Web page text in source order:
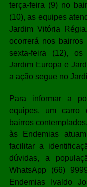
terça-feira (9) no
(10), as equipes
Jardim Vitória
ocorrerá nos
sexta-feira (12), os
Jardim Europa e
a ação segue no
Para informar a
equipes, um carro
bairros
às Endemias
facilitar a
dúvidas, a
WhatsApp (66)
Endemias Ivaldo